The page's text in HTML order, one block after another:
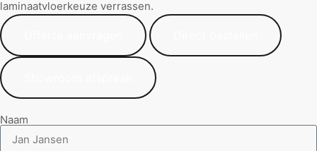
laminaatvloerkeuze verrassen.
Naam